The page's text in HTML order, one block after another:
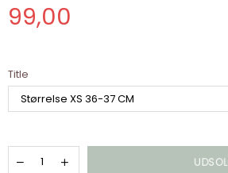
Normal
99,00
Title